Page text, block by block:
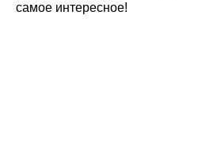
самое интересное!